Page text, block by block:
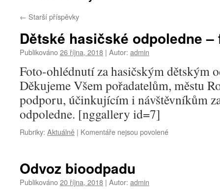
← Starší příspěvky
Dětské hasičské odpoledne –
Publikováno26 října, 2018 | Autor: admin
Foto-ohlédnutí za hasičským dětským
Děkujeme Všem pořadatelům, městu
podporu, účinkujícím i návštěvníkům
odpoledne. [nggallery id=7]
Rubriky: Aktuálně | Komentáře nejsou povolenéu
Odvoz bioodpadu
Publikováno20 října, 2018 | Autor: admin